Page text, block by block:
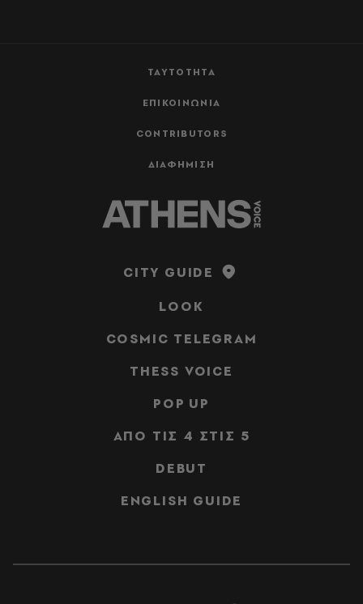
ΤΑΥΤΟΤΗΤΑ
ΕΠΙΚΟΙΝΩΝΙΑ
CONTRIBUTORS
ΔΙΑΦΗΜΙΣΗ
CITY GUIDE
LOOK
COSMIC TELEGRAM
THESS VOICE
POP UP
ΑΠΟ ΤΙΣ 4 ΣΤΙΣ 5
DEBUT
ENGLISH GUIDE